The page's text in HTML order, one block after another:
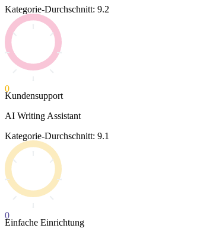
Kategorie-Durchschnitt: 9.2
0
Kundensupport
AI Writing Assistant
Kategorie-Durchschnitt: 9.1
0
Einfache Einrichtung